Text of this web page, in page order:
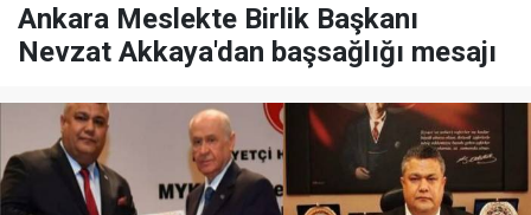
Ankara Meslekte Birlik Başkanı
Nevzat Akkaya'dan başsağlığı mesajı